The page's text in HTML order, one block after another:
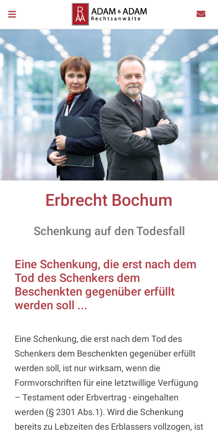
Erbrecht Bochum
Schenkung auf den Todesfall
Eine Schenkung, die erst nach dem
Tod des Schenkers dem
Beschenkten gegenüber erfüllt
werden soll ...
Eine Schenkung, die erst nach dem Tod des
Schenkers dem Beschenkten gegenüber erfüllt
werden soll, ist nur wirksam, wenn die
Formvorschriften für eine letztwillige Verfügung
– Testament oder Erbvertrag - eingehalten
werden (§ 2301 Abs.1). Wird die Schenkung
bereits zu Lebzeiten des Erblassers vollzogen, ist